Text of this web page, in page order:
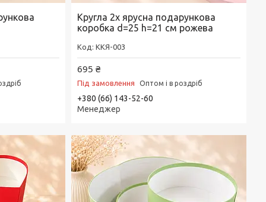
Кругла 2х ярусна подарункова
коробка d=25 h=21 см рожева
ККЯ-003
695 ₴
Під замовлення Оптом і в роздріб
+380 (66) 143-52-60
Менеджер